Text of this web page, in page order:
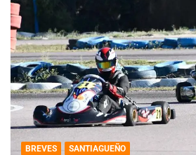
BREVES SANTIAGUEÑO